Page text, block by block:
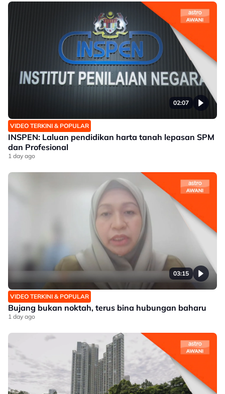
02:07
VIDEO TERKINI & POPULAR
INSPEN: Laluan pendidikan harta tanah lepasan SPM
dan Profesional
1 day ago
03:15
VIDEO TERKINI & POPULAR
Bujang bukan noktah, terus bina hubungan baharu
1 day ago